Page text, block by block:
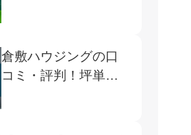
コミや安い理由、坪
単価を解説
倉敷ハウジングの口
コミ・評判！坪単価
や向いている人も解
説